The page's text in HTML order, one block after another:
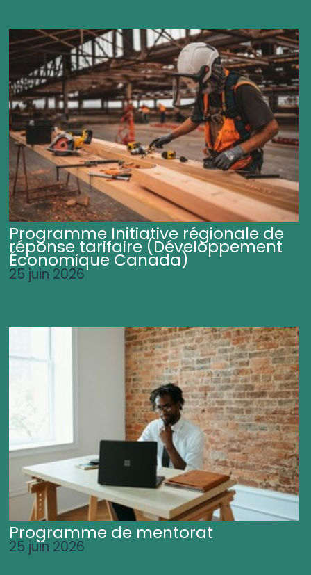
Programme Initiative régionale de
réponse tarifaire (Développement
Économique Canada)
25 juin 2026
Programme de mentorat
25 juin 2026